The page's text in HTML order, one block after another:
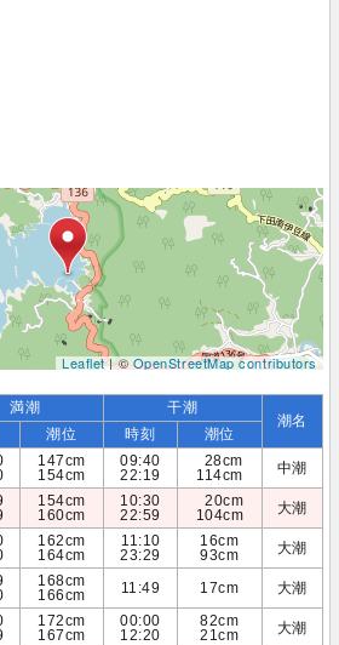
Leaflet| ©OpenStreetMap contributors
満潮 干潮
潮名
潮位 時刻
潮位
147cm
154cm
09:40
22:19
28cm
114cm
中潮
154cm
160cm
10:30
22:59
20cm
104cm
大潮
162cm
164cm
11:10
23:29
16cm
93cm
大潮
168cm
166cm
11:49 17cm 大潮
172cm
167cm
00:00
12:20
82cm
21cm
大潮